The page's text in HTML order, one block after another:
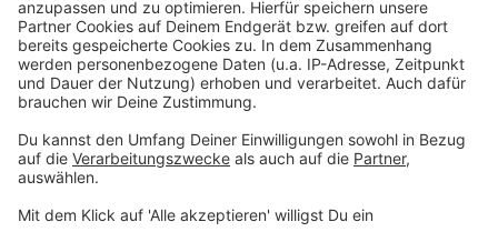
Bundesligaspiel der Bayer 04-Frauen muss wiederholt
werden
Unfall am Schwimmcontainer in Steinbüchel - elf
Leichtverletzte
Anzeige